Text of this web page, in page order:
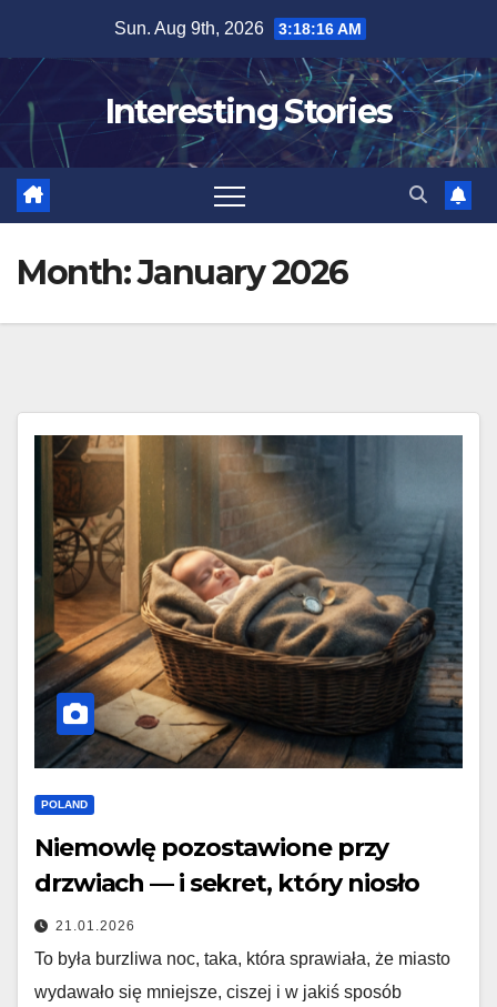
content
Sun. Aug 9th, 2026 3:18:18 AM
Interesting Stories
Month:January 2026
POLAND
Niemowlę pozostawione przy
drzwiach — i sekret, który niosło
21.01.2026
To była burzliwa noc, taka, która sprawiała, że miasto
wydawało się mniejsze, ciszej i w jakiś sposób